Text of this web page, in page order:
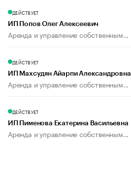
ДЕЙСТВУЕТ
ИП Попов Олег Алексеевич
Аренда и управление собственным...
ДЕЙСТВУЕТ
ИП Махсудян Айарпи Александровна
Аренда и управление собственным...
ДЕЙСТВУЕТ
ИП Пименова Екатерина Васильевна
Аренда и управление собственным...